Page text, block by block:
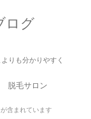
ログ
りも分かりやすく
脱毛サロン
含まれています